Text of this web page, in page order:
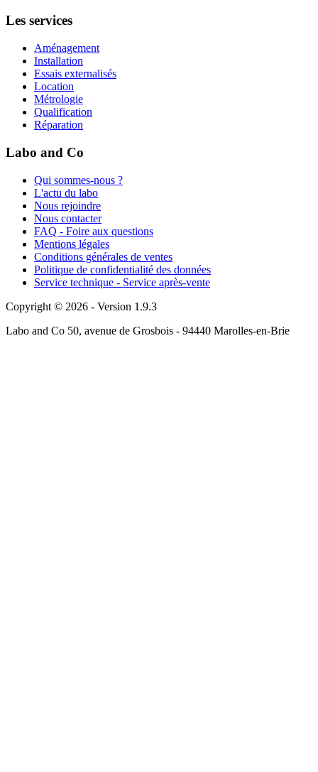
Les services
Aménagement
Installation
Essais externalisés
Location
Métrologie
Qualification
Réparation
Labo and Co
Qui sommes-nous ?
L'actu du labo
Nous rejoindre
Nous contacter
FAQ - Foire aux questions
Mentions légales
Conditions générales de ventes
Politique de confidentialité des données
Service technique - Service après-vente
Copyright © 2026 - Version 1.9.3
Labo and Co 50, avenue de Grosbois - 94440 Marolles-en-Brie